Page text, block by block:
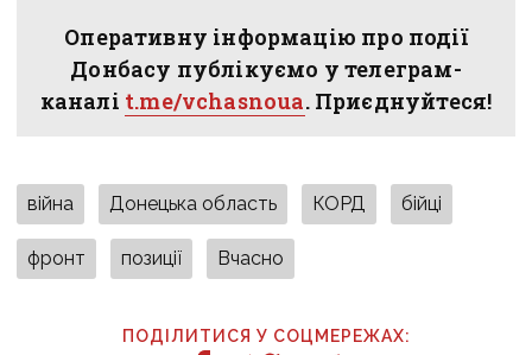
Оперативну інформацію про події
Донбасу публікуємо у телеграм-
каналі t.me/vchasnoua. Приєднуйтеся!
війна Донецька область КОРД бійці
фронт позиції Вчасно
ПОДІЛИТИСЯ У СОЦМЕРЕЖАХ: